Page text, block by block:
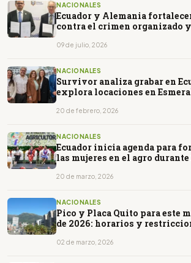
NACIONALES
Ecuador y Alemania
contra el crimen organizado
09 de julio, 2026
NACIONALES
Survivor analiza grabar en
explora locaciones en
20 de febrero, 2026
NACIONALES
Ecuador inicia agenda para
las mujeres en el agro durante
20 de marzo, 2026
NACIONALES
Pico y Placa Quito para este
de 2026: horarios y
02 de marzo, 2026